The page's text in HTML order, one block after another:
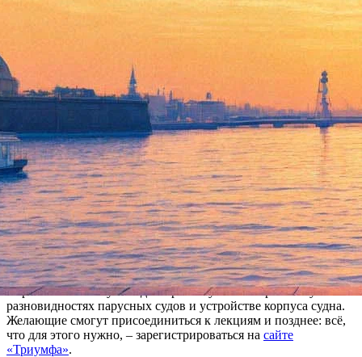
Версия для печати
Что такое рангоут, каковы основы навигации и такелажного
дела, петербуржцы смогут бесплатно узнать с декабря 2017 по
апрель 2018 года на ледоколе «Красин». Здесь при поддержке
исторического брига «Триумф» запустят курс лекций по
морскому делу.
«Курс рассчитан как на любителей, так и на новичков. Мы
хотим популяризировать морское дело, рассказать о занятиях
парусным спортом в Петербурге», – пояснили в пресс-службе
проекта.
Лекции будут проходить по воскресеньям, с 12.00 до 15.00.
Первая состоится уже 3 декабря – слушателям расскажут о
разновидностях парусных судов и устройстве корпуса судна.
Желающие смогут присоединиться к лекциям и позднее: всё,
что для этого нужно, – зарегистрироваться на сайте
«Триумфа».